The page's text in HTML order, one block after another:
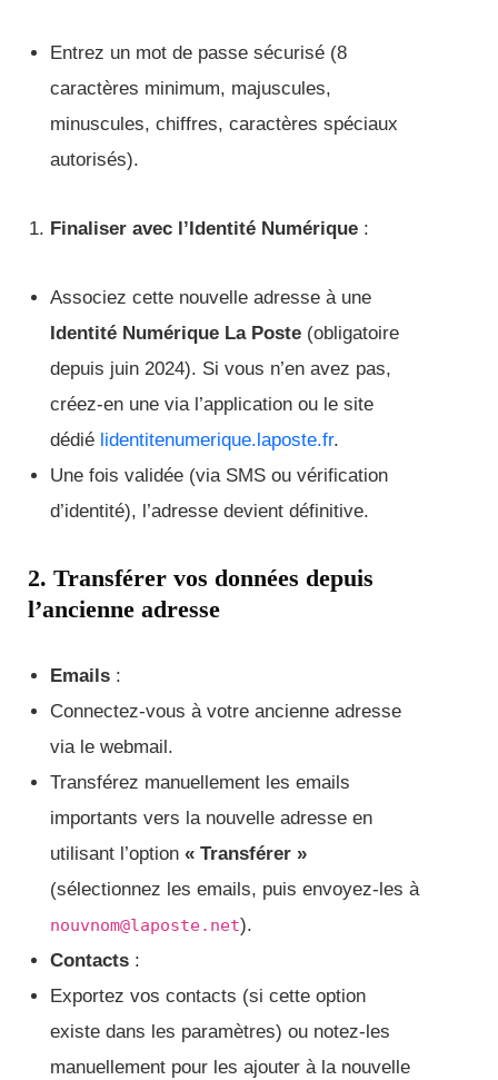
Entrez un mot de passe sécurisé (8
caractères minimum, majuscules,
minuscules, chiffres, caractères spéciaux
autorisés).
Finaliser avec l’Identité Numérique :
Associez cette nouvelle adresse à une
Identité Numérique La Poste (obligatoire
depuis juin 2024). Si vous n’en avez pas,
créez-en une via l’application ou le site
dédié lidentitenumerique.laposte.fr.
Une fois validée (via SMS ou vérification
d’identité), l’adresse devient définitive.
2. Transférer vos données depuis
l’ancienne adresse
Emails :
Connectez-vous à votre ancienne adresse
via le webmail.
Transférez manuellement les emails
importants vers la nouvelle adresse en
utilisant l’option « Transférer »
(sélectionnez les emails, puis envoyez-les à
nouvnom@laposte.net).
Contacts :
Exportez vos contacts (si cette option
existe dans les paramètres) ou notez-les
manuellement pour les ajouter à la nouvelle